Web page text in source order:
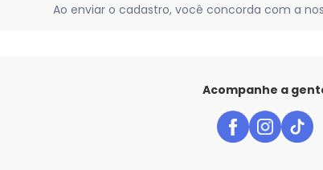
Ao enviar o cadastro, você concorda com a
Acompanhe a